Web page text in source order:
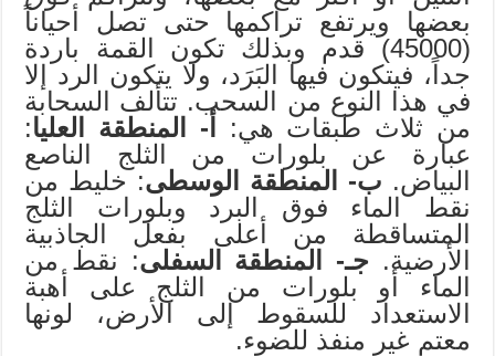
بعضها ويرتفع تراكمها حتى تصل أحياناً
(45000) قدم وبذلك تكون القمة باردة
جداً، فيتكون فيها البَرَد، ولا يتكون الرد إلا
في هذا النوع من السحب. تتألف السحابة
من ثلاث طبقات هي:
أ- المنطقة العليا:
عبارة عن بلورات من الثلج الناصع
البياض. ب- المنطقة الوسطى: خليط من
نقط الماء فوق البرد وبلورات الثلج
المتساقطة من أعلى بفعل الجاذبية
الأرضية. جـ- المنطقة السفلى: نقط من
الماء أو بلورات من الثلج على أهبة
الاستعداد للسقوط إلى الأرض، لونها
معتم غير منفذ للضوء.